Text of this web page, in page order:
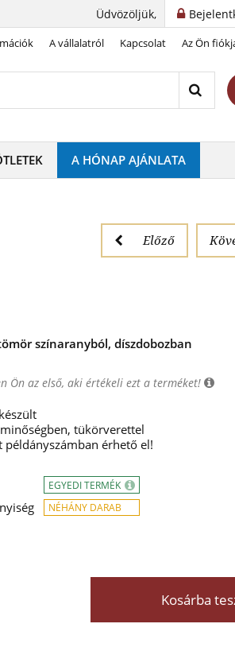
Üdvözöljük,
A vállalatról Kapcsolat Az Ön
A HÓNAP AJÁNLATA
Előző
színaranyból, díszdobozban
Ön az első, aki értékeli ezt a terméket!
tükörverettel
érhető el!
EGYEDI TERMÉK
NÉHÁNY DARAB
Kosárba
tiszteletére